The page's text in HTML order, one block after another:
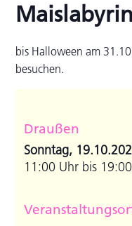
bis Halloween am
besuchen.
Draußen
Sonntag,
11:00 Uhr bis